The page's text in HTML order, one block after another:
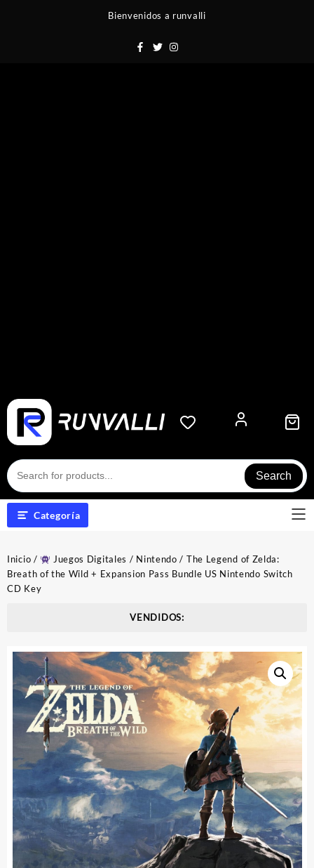
Bienvenidos a runvalli
Search
Categoría
Inicio / Juegos Digitales / Nintendo / The Legend of Zelda:
Breath of the Wild + Expansion Pass Bundle US Nintendo Switch
CD Key
VENDIDOS: